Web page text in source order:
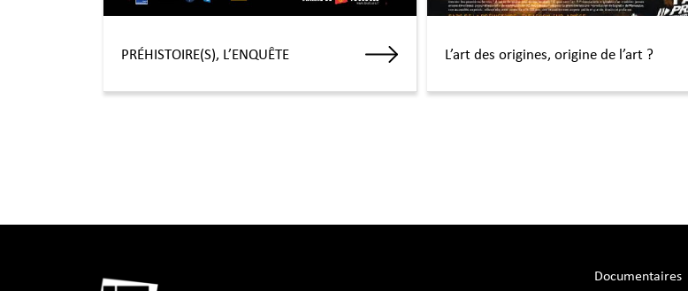
PRÉHISTOIRE(S), L’ENQUÊTE L’art des origines, origine de l’art ?
Documentaires